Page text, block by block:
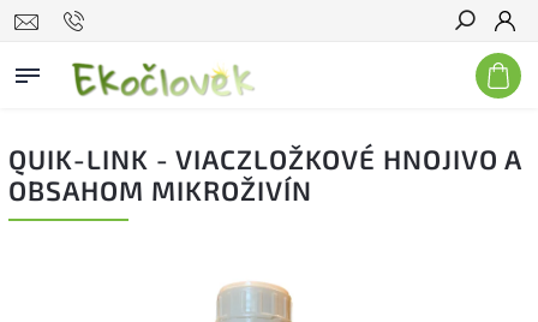
Hľadať
QUIK-LINK - VIACZLOŽKOVÉ HNOJIVO A
OBSAHOM MIKROŽIVÍN